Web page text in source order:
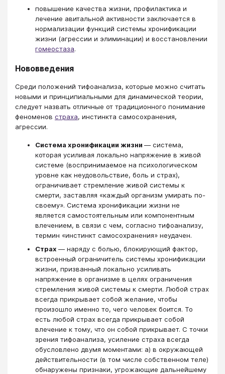
повышение качества жизни, профилактика и
лечение авитальной активности заключается в
нормализации функций системы хронификации
жизни (агрессии и элиминации) и восстановлении
гомеостаза.
Нововведения
Среди положений тифоанализа, которые можно считать
новыми и принципиальными для динамической теории,
следует назвать отличные от традиционного понимание
феноменов страха, инстинкта самосохранения,
агрессии.
Система хронификации жизни — система,
которая усиливая локально напряжение в живой
системе (воспринимаемое на психологическом
уровне как неудовольствие, боль и страх),
ограничивает стремление живой системы к
смерти, заставляя «каждый организм умирать по-
своему». Система хронификации жизни не
является самостоятельным или компонентным
влечением, в связи с чем, согласно тифоанализу,
термин «инстинкт самосохранения» неудачен.
Страх — наряду с болью, блокирующий фактор,
встроенный ограничитель системы хронификации
жизни, призванный локально усиливать
напряжение в организме в целях ограничения
стремления живой системы к смерти. Любой страх
всегда прикрывает собой желание, чтобы
произошло именно то, чего человек боится. То
есть любой страх всегда прикрывает собой
влечение к тому, что он собой прикрывает. С точки
зрения тифоанализа, усиление страха всегда
обусловлено двумя моментами: а) в окружающей
действительности (в том числе собственном теле)
обнаружены признаки, угрожающие дальнейшему